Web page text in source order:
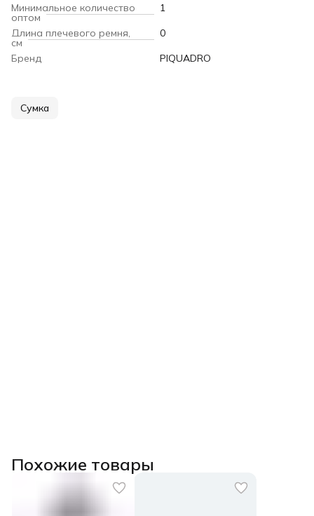
Минимальное количество
оптом
1
Длина плечевого ремня,
см
0
Бренд
PIQUADRO
Сумка
Похожие товары